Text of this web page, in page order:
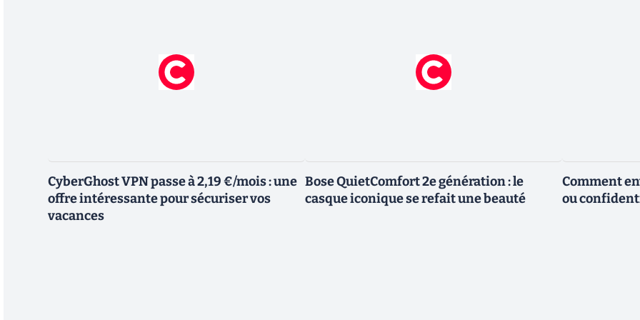
CyberGhost VPN passe à 2,19 €/mois : une
offre intéressante pour sécuriser vos
vacances
Bose QuietComfort 2e génération : le
casque iconique se refait une beauté
Comment
ou